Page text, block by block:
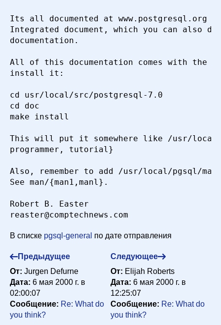
Its all documented at
Integrated document, which you can also
documentation.
All of this documentation comes with the
install it:
cd usr/local/src/postgresql-7.0
cd doc
make install
This will put it somewhere like /usr/local/
programmer, tutorial}
Also, remember to add /usr/local/pgsql/man
See man/{man1,manl}.
Robert B. Easter
В списке pgsql-general по дате отправления
Предыдущее
От: Jurgen Defurne
Дата: 6 мая 2000 г. в
02:00:07
Сообщение: Re: What do
you think?
Следующее
От: Elijah Roberts
Дата: 6 мая 2000 г. в
12:25:07
Сообщение: Re: What do
you think?